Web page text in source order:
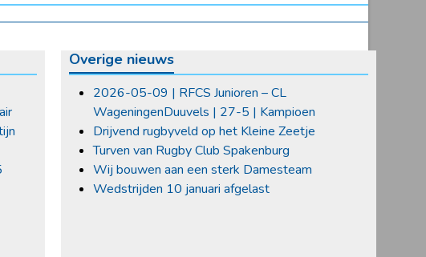
Overige nieuws
2026-05-09 | RFCS Junioren – CL
WageningenDuuvels | 27-5 | Kampioen
Drijvend rugbyveld op het Kleine Zeetje
Turven van Rugby Club Spakenburg
Wij bouwen aan een sterk Damesteam
Wedstrijden 10 januari afgelast